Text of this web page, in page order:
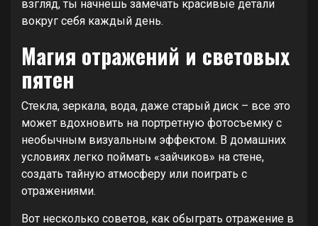
взгляд, ты начнешь замечать красивые детали
вокруг себя каждый день.
Магия отражений и световых
пятен
Стекла, зеркала, вода, даже старый диск – все это
может вдохновить на портретную фотосъемку с
необычным визуальным эффектом. В домашних
условиях легко поймать «зайчиков» на стене,
создать тайную атмосферу или поиграть с
отражениями.
Вот несколько советов, как обыграть отражение в